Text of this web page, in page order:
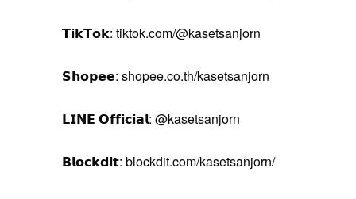
𝗧𝗶𝗸𝗧𝗼𝗸: tiktok.com/@kasetsanjorn
𝗦𝗵𝗼𝗽𝗲𝗲: shopee.co.th/kasetsanjorn
𝗟𝗜𝗡𝗘 𝗢𝗳𝗳𝗶𝗰𝗶𝗮𝗹: @kasetsanjorn
𝗕𝗹𝗼𝗰𝗸𝗱𝗶𝘁: blockdit.com/kasetsanjorn/